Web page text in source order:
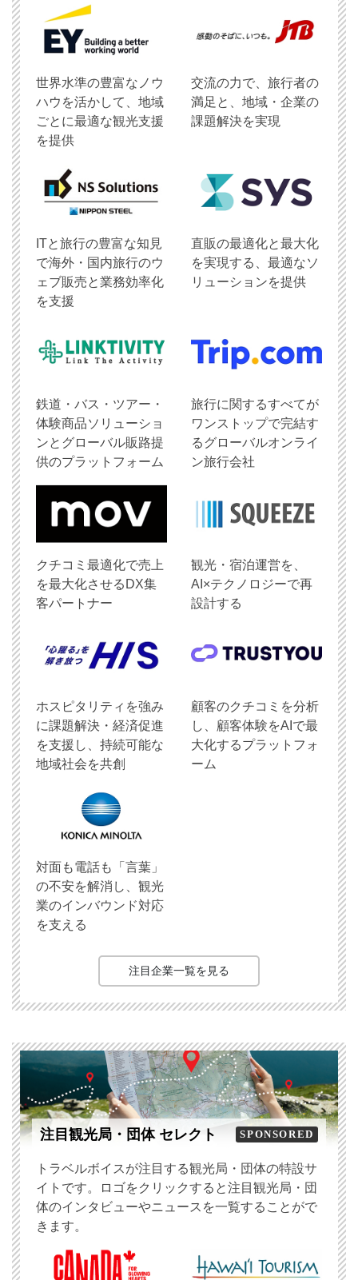
世界水準の豊富なノウ
ハウを活かして、地域
ごとに最適な観光支援
を提供
交流の力で、旅行者の
満足と、地域・企業の
課題解決を実現
ITと旅行の豊富な知見
で海外・国内旅行のウ
ェブ販売と業務効率化
を支援
直販の最適化と最大化
を実現する、最適なソ
リューションを提供
鉄道・バス・ツアー・
体験商品ソリューショ
ンとグローバル販路提
供のプラットフォーム
旅行に関するすべてが
ワンストップで完結す
るグローバルオンライ
ン旅行会社
クチコミ最適化で売上
を最大化させるDX集
客パートナー
観光・宿泊運営を、
AI×テクノロジーで再
設計する
ホスピタリティを強み
に課題解決・経済促進
を支援し、持続可能な
地域社会を共創
顧客のクチコミを分析
し、顧客体験をAIで最
大化するプラットフォ
ーム
対面も電話も「言葉」
の不安を解消し、観光
業のインバウンド対応
を支える
注目企業一覧を見る
注目観光局・団体 セレクト SPONSORED
トラベルボイスが注目する観光局・団体の特設サ
イトです。ロゴをクリックすると注目観光局・団
体のインタビューやニュースを一覧することがで
きます。